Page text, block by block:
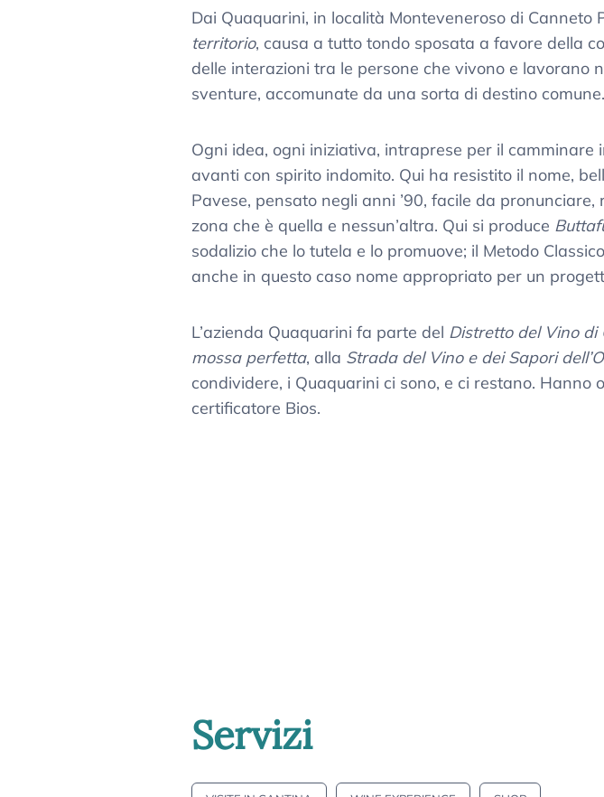
Dai Quaquarini, in località Monteveneroso di
territorio, causa a tutto tondo sposata a favore della
delle interazioni tra le persone che vivono e lavorano
sventure, accomunate da una sorta di destino comune.
Ogni idea, ogni iniziativa, intraprese per il
avanti con spirito indomito. Qui ha resistito il nome,
Pavese, pensato negli anni ’90, facile da
zona che è quella e nessun’altra. Qui si produce
sodalizio che lo tutela e lo promuove; il Metodo
anche in questo caso nome appropriato per un
L’azienda Quaquarini fa parte del Distretto del Vino di
mossa perfetta, alla Strada del Vino e dei Sapori
condividere, i Quaquarini ci sono, e ci restano.
certificatore Bios.
Servizi